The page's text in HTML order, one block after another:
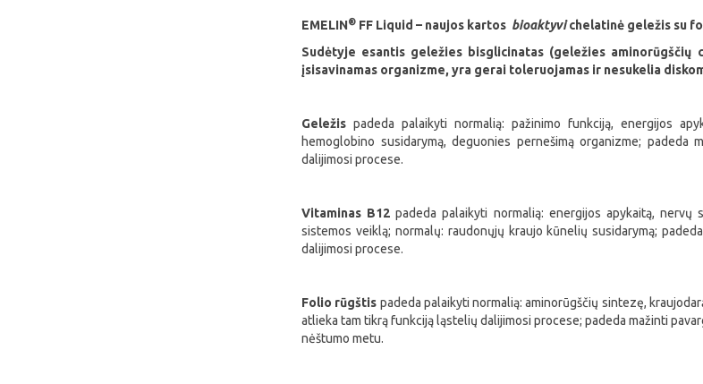
EMELIN® FF Liquid – naujos kartos bioaktyvichelatinė geležis su
Sudėtyje esantis geležies bisglicinatas (geležies aminorūgščių
įsisavinamas organizme, yra gerai toleruojamas ir nesukelia
Geležis padeda palaikyti normalią: pažinimo funkciją, energijos
hemoglobino susidarymą, deguonies pernešimą organizme;
dalijimosi procese.
Vitaminas B12padeda palaikyti normalią: energijos apykaitą, nervų
sistemos veiklą; normalų: raudonųjų kraujo kūnelių susidarymą;
dalijimosi procese.
Folio rūgštis padeda palaikyti normalią: aminorūgščių sintezę,
atlieka tam tikrą funkciją ląstelių dalijimosi procese; padeda mažinti
nėštumo metu.